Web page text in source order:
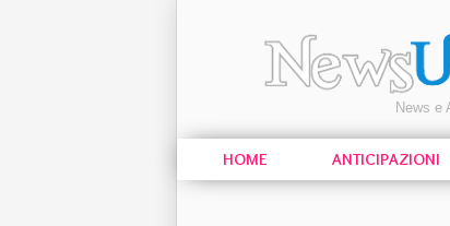
News e
HOME ANTICIPAZIONI